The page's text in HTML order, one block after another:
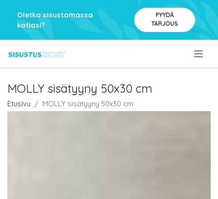
Oletko sisustamassa
kotiasi?
PYYDÄ
TARJOUS
MOLLY sisätyyny 50x30 cm
Etusivu MOLLY sisätyyny 50x30 cm